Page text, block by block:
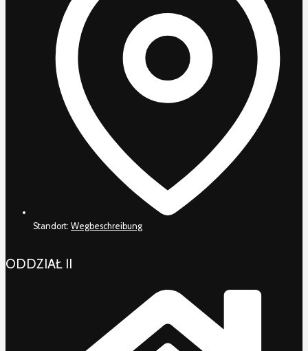
Standort: Wegbeschreibung
ODDZIAŁ II